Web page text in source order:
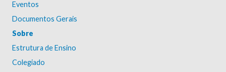
Eventos
Documentos Gerais
Sobre
Estrutura de Ensino
Colegiado